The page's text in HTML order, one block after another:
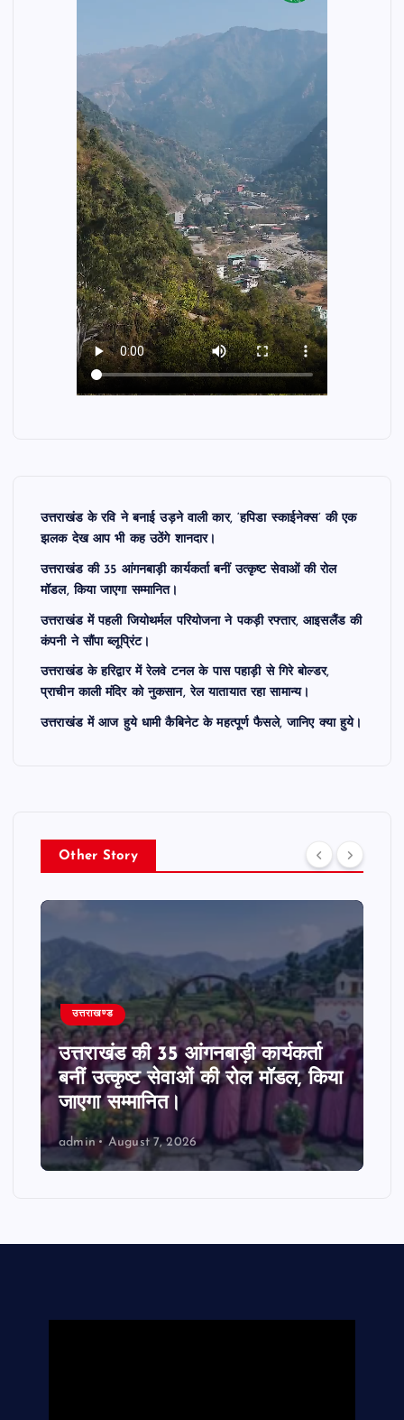
उत्तराखंड के रवि ने बनाई उड़ने वाली कार, ‘हपिडा स्काईनेक्स’ की एक
झलक देख आप भी कह उठेंगे शानदार।
उत्तराखंड की 35 आंगनबाड़ी कार्यकर्ता बनीं उत्कृष्ट सेवाओं की रोल
मॉडल, किया जाएगा सम्मानित।
उत्तराखंड में पहली जियोथर्मल परियोजना ने पकड़ी रफ्तार, आइसलैंड की
कंपनी ने सौंपा ब्लूप्रिंट।
उत्तराखंड के हरिद्वार में रेलवे टनल के पास पहाड़ी से गिरे बोल्डर,
प्राचीन काली मंदिर को नुकसान, रेल यातायात रहा सामान्य।
उत्तराखंड में आज हुये धामी कैबिनेट के महत्पूर्ण फैसले, जानिए क्या हुये।
Other Story
उत्तराखण्ड
उत्तराखंड की 35 आंगनबाड़ी कार्यकर्ता
बनीं उत्कृष्ट सेवाओं की रोल मॉडल, किया
जाएगा सम्मानित।
admin August 7, 2026